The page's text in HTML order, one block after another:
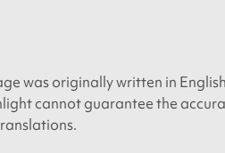
was originally written in
cannot guarantee the